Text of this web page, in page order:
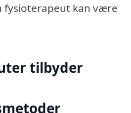
fysioterapeut kan være
tilbyder